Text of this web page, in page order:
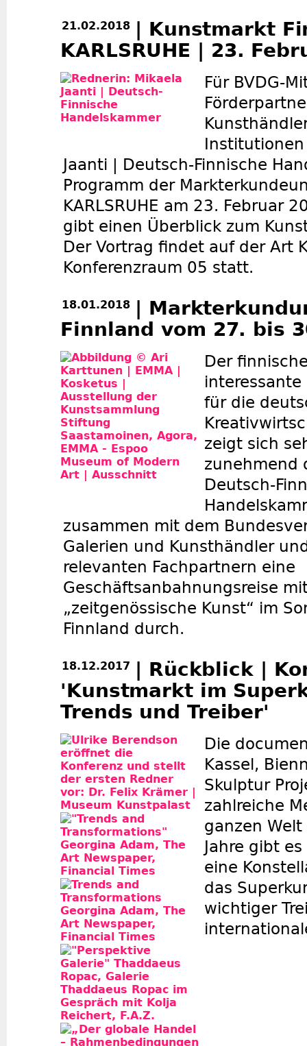
21.02.2018 | Kunstmarkt
KARLSRUHE | 23.
Für BVDG-
Jaanti | Deutsch-Finnische
Programm der
KARLSRUHE am 23. Februar
gibt einen Überblick zum
Der Vortrag findet auf der Art
Konferenzraum 05 statt.
18.01.2018 |
Finnland vom 27. bis
Der
für die
zeigt sich
zunehmend
Deutsch-
zusammen mit dem
Galerien und Kunsthändler
relevanten Fachpartnern eine
Geschäftsanbahnungsreise
„zeitgenössische Kunst“ im
Finnland durch.
18.12.2017 | Rückblick |
'Kunstmarkt im
Trends und Treiber'
Die
Kassel,
Skulptur
zahlreiche
ganzen
Jahre gibt
eine
das
wichtiger